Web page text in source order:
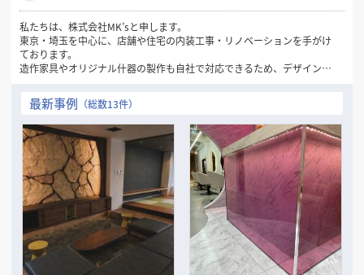
私たちは、株式会社MK’sと申します。
東京・埼玉を中心に、店舗や住宅の内装工事・リノベーションを手がけ
ております。
造作家具やオリジナル什器の製作も自社で対応できるため、デザインか
【強み】
・店舗・住宅のリフォームや新規開業に伴う内装工事を多数施工
・オーダーメイド家具（カウンター・棚・テーブル等）の製作対応
・スピード対応＆アフターフォローの徹底
・小規模案件から大規模改装まで柔軟に対応
お客様のイメージを丁寧にヒアリングし、形にすることを大切にしてい
ます。
最新事例 （総数13件）